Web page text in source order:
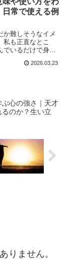
字熟語...
常で使える例
か難しそうなイメ
私も正直なとこ
でいるだけで身構
と、意外と日常の
2026.03.23
心の強さ｜天才
のか？生い立
りません。